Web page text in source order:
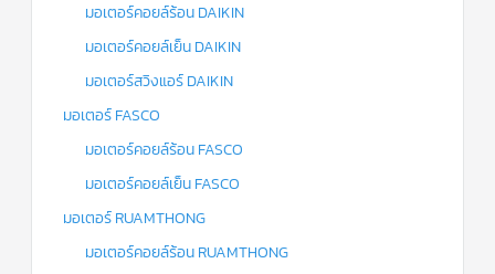
มอเตอร์คอยล์ร้อน DAIKIN
มอเตอร์คอยล์เย็น DAIKIN
มอเตอร์สวิงแอร์ DAIKIN
มอเตอร์ FASCO
มอเตอร์คอยล์ร้อน FASCO
มอเตอร์คอยล์เย็น FASCO
มอเตอร์ RUAMTHONG
มอเตอร์คอยล์ร้อน RUAMTHONG